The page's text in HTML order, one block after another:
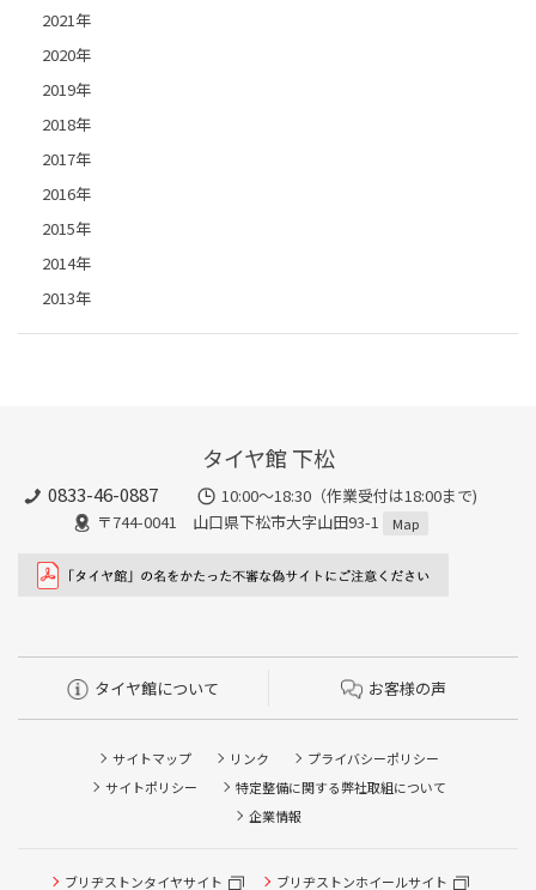
2021年
2020年
2019年
2018年
2017年
2016年
2015年
2014年
2013年
タイヤ館 下松
0833-46-0887
10:00～18:30（作業受付は18:00まで)
〒744-0041 山口県下松市大字山田93-1
Map
タイヤ館について お客様の声
サイトマップ リンク
プライバシーポリシー
サイトポリシー
特定整備に関する弊社取組について
企業情報
ブリヂストンタイヤサイト ブリヂストンホイールサイト
ピット作業の予約